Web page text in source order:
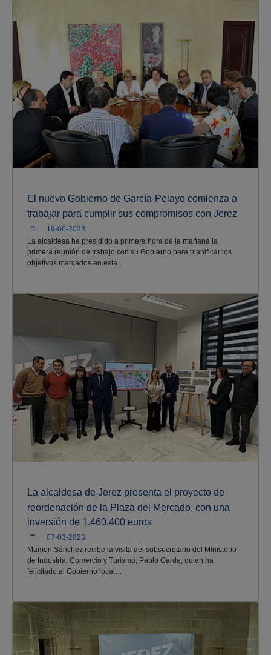
El nuevo Gobierno de García-Pelayo comienza a
trabajar para cumplir sus compromisos con Jerez
19-06-2023
La alcaldesa ha presidido a primera hora de la mañana la
primera reunión de trabajo con su Gobierno para planificar los
objetivos marcados en esta…
La alcaldesa de Jerez presenta el proyecto de
reordenación de la Plaza del Mercado, con una
inversión de 1.460.400 euros
07-03-2023
Mamen Sánchez recibe la visita del subsecretario del Ministerio
de Industria, Comercio y Turismo, Pablo Garde, quien ha
felicitado al Gobierno local…